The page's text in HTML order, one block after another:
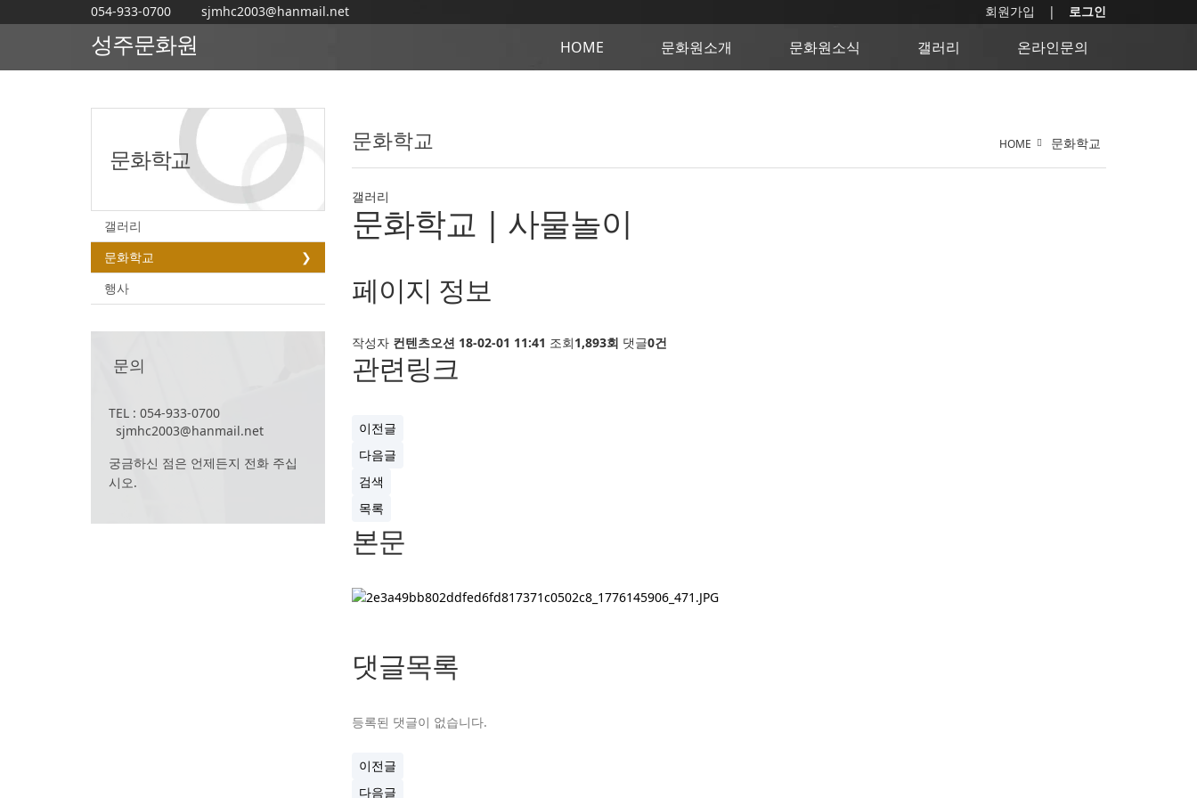
054-933-0700 sjmhc2003@hanmail.net 회원가입 로그인
성주문화원 HOME 문화원소개 문화원소식 갤러리 온라인문의
문화학교
갤러리
문화학교
행사
문의
TEL : 054-933-0700
sjmhc2003@hanmail.net
궁금하신 점은 언제든지 전화 주십
시오.
문화학교 HOME 문화학교
갤러리
문화학교 | 사물놀이
페이지 정보
작성자 컨텐츠오션 18-02-01 11:41 조회1,893회 댓글0건
관련링크
이전글
다음글
검색
목록
본문
댓글목록
등록된 댓글이 없습니다.
이전글
다음글